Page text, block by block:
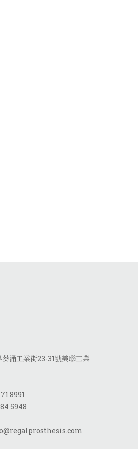
葵涌工業街23-31號美聯工業
8991
5948